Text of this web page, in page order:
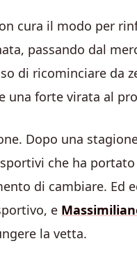
cura il modo per
passando dal
di ricominciare da
una forte virata al
Dopo una
che ha
di cambiare. Ed
e
la vetta.